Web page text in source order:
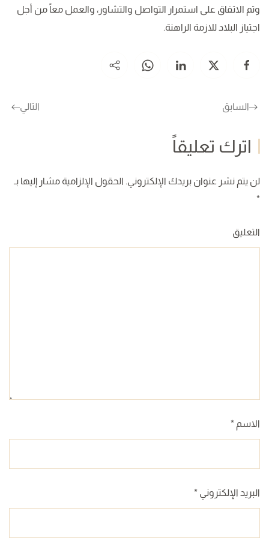
وتم الاتفاق على استمرار التواصل والتشاور، والعمل معاً من أجل
اجتياز البلاد للازمة الراهنة.
السابق التالي
اترك تعليقاً
لن يتم نشر عنوان بريدك الإلكتروني. الحقول الإلزامية مشار إليها بـ
*
التعليق
الاسم *
البريد الإلكتروني *